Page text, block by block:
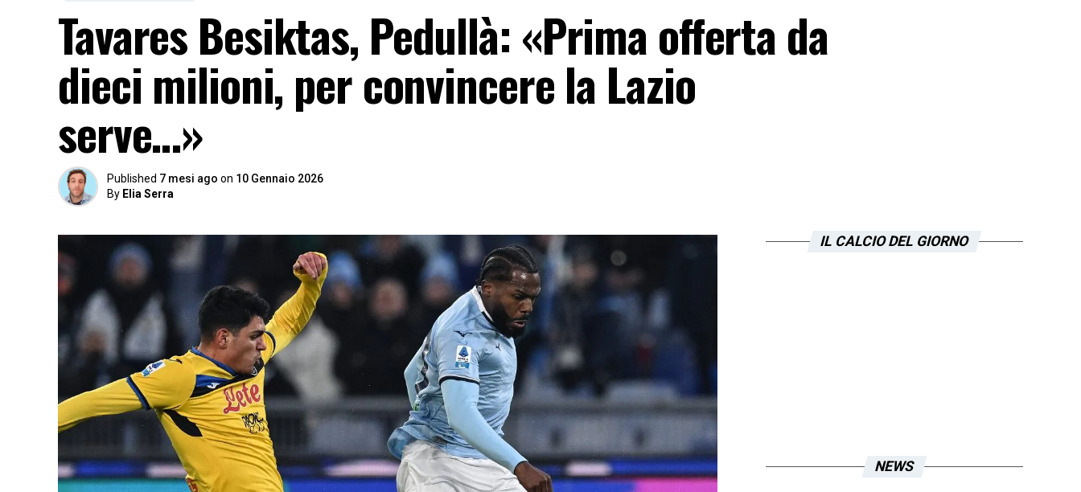
Tavares Besiktas, Pedullà: «Prima offerta da
dieci milioni, per convincere la Lazio
serve…»
Published 7 mesi ago on 10 Gennaio 2026
By Elia Serra
IL CALCIO DEL GIORNO
NEWS